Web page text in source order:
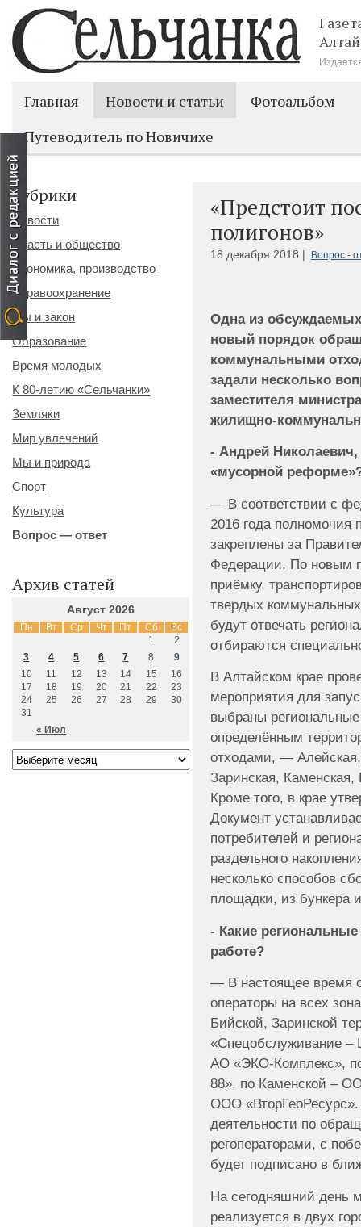
Главная Новости и статьи
Фотоальбом
Путеводитель по Новичихе
«Предстоит
полигонов»
18 декабря 2018 | Вопрос -
Одна из обсуждаемых
новый порядок
коммунальными
задали несколько
заместителя
жилищно-
- Андрей Николаевич,
«мусорной
— В соответствии с
2016 года полномочия
закреплены за
Федерации. По новым
приёмку,
твердых
будут отвечать
отбираются
В Алтайском крае
мероприятия для
выбраны
определённым
отходами, —
Заринская, Каменская,
Кроме того, в крае
Документ
потребителей и
раздельного
несколько способов
площадки, из бункера
- Какие
работе?
— В настоящее время
операторы на всех
Бийской, Заринской
«Спецобслуживание –
АО «ЭКО-Комплекс»,
88», по Каменской –
ООО
деятельности по
регоператорами, с
будет подписано в
На сегодняшний день
реализуется в двух
Рубрики
Новости
Власть и общество
Экономика, производство
Здравоохранение
Мы и закон
Образование
Время молодых
К 80-летию «Сельчанки»
Земляки
Мир увлечений
Мы и природа
Спорт
Культура
Вопрос — ответ
Архив статей
Август 2026
Пн Вт Ср Чт Пт Сб Вс
« Июл
1
2
3
4 5 6 7 8
9
10
11 12 13 14 15
16
17
18 19 20 21 22
23
24
25 26 27 28 29
30
31